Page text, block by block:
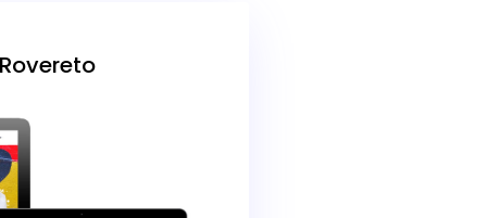
Rovereto